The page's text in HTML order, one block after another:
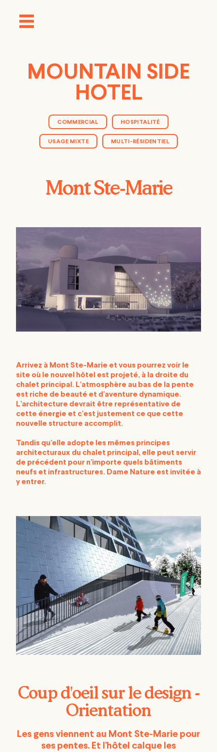
MOUNTAIN SIDE
HOTEL
COMMERCIAL HOSPITALITÉ
USAGE MIXTE MULTI-RÉSIDENTIEL
Mont Ste-Marie
Arrivez à Mont Ste-Marie et vous pourrez voir le
site où le nouvel hôtel est projeté, à la droite du
chalet principal. L'atmosphère au bas de la pente
est riche de beauté et d'aventure dynamique.
L'architecture devrait être représentative de
cette énergie et c'est justement ce que cette
nouvelle structure accomplit.
Tandis qu'elle adopte les mêmes principes
architecturaux du chalet principal, elle peut servir
de précédent pour n'importe quels bâtiments
neufs et infrastructures. Dame Nature est invitée à
y entrer.
Coup d'oeil sur le design -
Orientation
Les gens viennent au Mont Ste-Marie pour
ses pentes. Et l'hôtel calque les